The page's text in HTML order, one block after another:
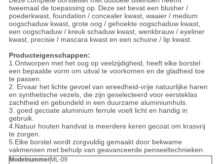
tweemaal de toepassing op. Deze set bevat een blusher /
poederkwast, foundation / concealer kwast, waaier / medium
oogschaduw kwast, grote oog / gehoekte oogschaduw kwast,
een oogschaduw / kreuk schaduw kwast, wenkbrauw / eyeliner
kwast, precisie / mascara kwast en een schuine / lip kwast.
Producteigenschappen:
1.Ontworpen met het oog op veelzijdigheid, heeft elke borstel
een bepaalde vorm om uitval te voorkomen en de gladheid toe
te passen.
2. Ervaar het lichte gevoel van wreedheid-vrije natuurlijke haren
en synthetische vezels, die zijn geselecteerd voor eersteklas
zachtheid en gebundeld in een duurzame aluminiumhuls.
3. goed gecoate aluminium ferrule voelt licht en handig in
gebruik.
4.Natuur houten handvat is meerdere keren gecoat om krasvrij
te zorgen.
5.Elke borstel wordt zorgvuldig gemaakt door bekwame
vakmensen met behulp van geavanceerde penseeltechnieken.
Modelnummer ML-09